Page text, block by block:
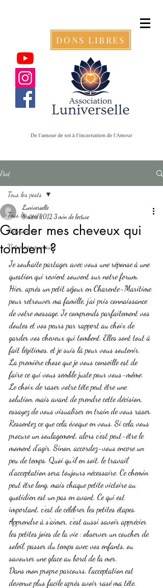
DONS LIBRES
Post
Tous les posts
Commencer
Votre communauté
Tous les posts
Garder mes cheveux qui
tombent ?
Luniverselle
8 mars 2012 3 min de lecture
Je souhaite partager avec vous une réponse à une
question qui revient souvent sur notre forum.
Hier, après un petit séjour en Charente-Maritime
pour retrouver ma famille, j'ai pris connaissance
de votre message. Je comprends parfaitement vos
doutes et vos peurs par rapport au choix de
garder vos cheveux qui tombent. Elles sont tout à
fait légitimes, et je suis là pour vous soutenir.
La première chose que je vous conseille est de
faire ce qui vous semble juste pour vous-même.
Le choix de raser votre tête peut être une
solution, mais avant de prendre cette décision,
essayez de vous visualiser en train de vous raser.
Ressentez ce que cela évoque en vous. Si cela vous
procure un soulagement, alors c'est peut-être le
moment d'agir. Sinon, accordez-vous encore un
peu de temps. Quoi qu'il en soit, le travail
d'acceptation sera toujours nécessaire. Ce chemin
peut être long, mais chaque petite victoire au
quotidien est un pas en avant. Ce qui est
important, c'est de célébrer les petites étapes.
Apprendre à s'aimer, c'est aussi savoir apprécier
les petites joies de la vie : observer un coucher de
soleil, passer du temps avec vos enfants, ou
savourer une glace au bord de la mer.
Dans mon propre parcours, l'acceptation est
devenue plus facile après avoir rasé ma tête.